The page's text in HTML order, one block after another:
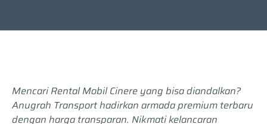
Mencari Rental Mobil Cinere yang bisa diandalkan?
Anugrah Transport hadirkan armada premium terbaru
dengan harga transparan. Nikmati kelancaran